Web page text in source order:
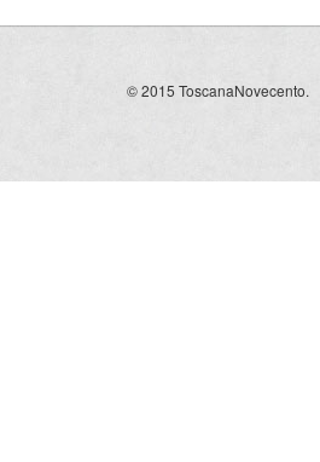
© 2015 ToscanaNovecento.